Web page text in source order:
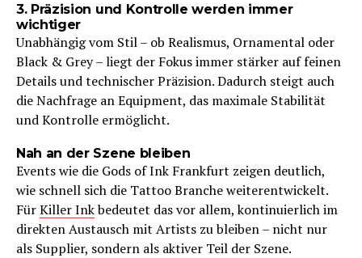
3. Präzision und Kontrolle werden immer
wichtiger
Unabhängig vom Stil – ob Realismus, Ornamental oder
Black & Grey – liegt der Fokus immer stärker auf feinen
Details und technischer Präzision. Dadurch steigt auch
die Nachfrage an Equipment, das maximale Stabilität
und Kontrolle ermöglicht.
Nah an der Szene bleiben
Events wie die Gods of Ink Frankfurt zeigen deutlich,
wie schnell sich die Tattoo Branche weiterentwickelt.
FürKiller Inkbedeutet das vor allem, kontinuierlich im
direkten Austausch mit Artists zu bleiben – nicht nur
als Supplier, sondern als aktiver Teil der Szene.